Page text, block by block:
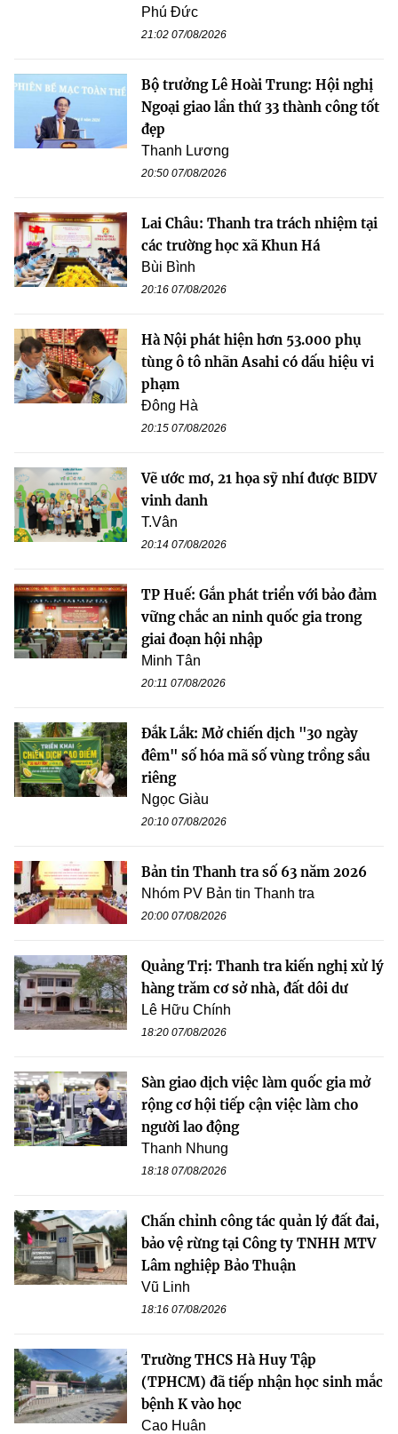
Phú Đức
21:02 07/08/2026
Bộ trưởng Lê Hoài Trung: Hội nghị
Ngoại giao lần thứ 33 thành công tốt
đẹp
Thanh Lương
20:50 07/08/2026
Lai Châu: Thanh tra trách nhiệm tại
các trường học xã Khun Há
Bùi Bình
20:16 07/08/2026
Hà Nội phát hiện hơn 53.000 phụ
tùng ô tô nhãn Asahi có dấu hiệu vi
phạm
Đông Hà
20:15 07/08/2026
Vẽ ước mơ, 21 họa sỹ nhí được BIDV
vinh danh
T.Vân
20:14 07/08/2026
TP Huế: Gắn phát triển với bảo đảm
vững chắc an ninh quốc gia trong
giai đoạn hội nhập
Minh Tân
20:11 07/08/2026
Đắk Lắk: Mở chiến dịch "30 ngày
đêm" số hóa mã số vùng trồng sầu
riêng
Ngọc Giàu
20:10 07/08/2026
Bản tin Thanh tra số 63 năm 2026
Nhóm PV Bản tin Thanh tra
20:00 07/08/2026
Quảng Trị: Thanh tra kiến nghị xử lý
hàng trăm cơ sở nhà, đất dôi dư
Lê Hữu Chính
18:20 07/08/2026
Sàn giao dịch việc làm quốc gia mở
rộng cơ hội tiếp cận việc làm cho
người lao động
Thanh Nhung
18:18 07/08/2026
Chấn chỉnh công tác quản lý đất đai,
bảo vệ rừng tại Công ty TNHH MTV
Lâm nghiệp Bảo Thuận
Vũ Linh
18:16 07/08/2026
Trường THCS Hà Huy Tập
(TPHCM) đã tiếp nhận học sinh mắc
bệnh K vào học
Cao Huân